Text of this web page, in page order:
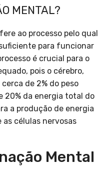
MENTAL?
ao processo pelo qual
para funcionar
é crucial para o
pois o cérebro,
de 2% do peso
20% da energia total do
a produção de energia
células nervosas
Mental